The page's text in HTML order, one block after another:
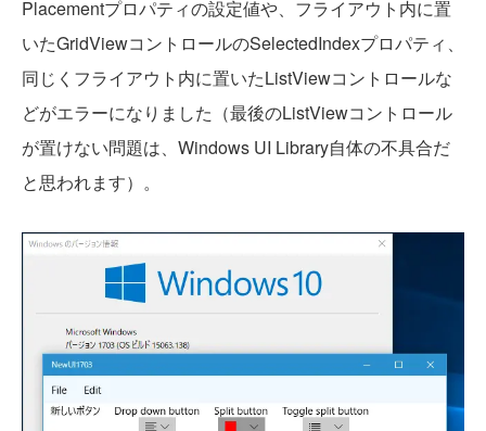
Placementプロパティの設定値や、フライアウト内に置
いたGridViewコントロールのSelectedIndexプロパティ、
同じくフライアウト内に置いたListViewコントロールな
どがエラーになりました（最後のListViewコントロール
が置けない問題は、Windows UI Library自体の不具合だ
と思われます）。